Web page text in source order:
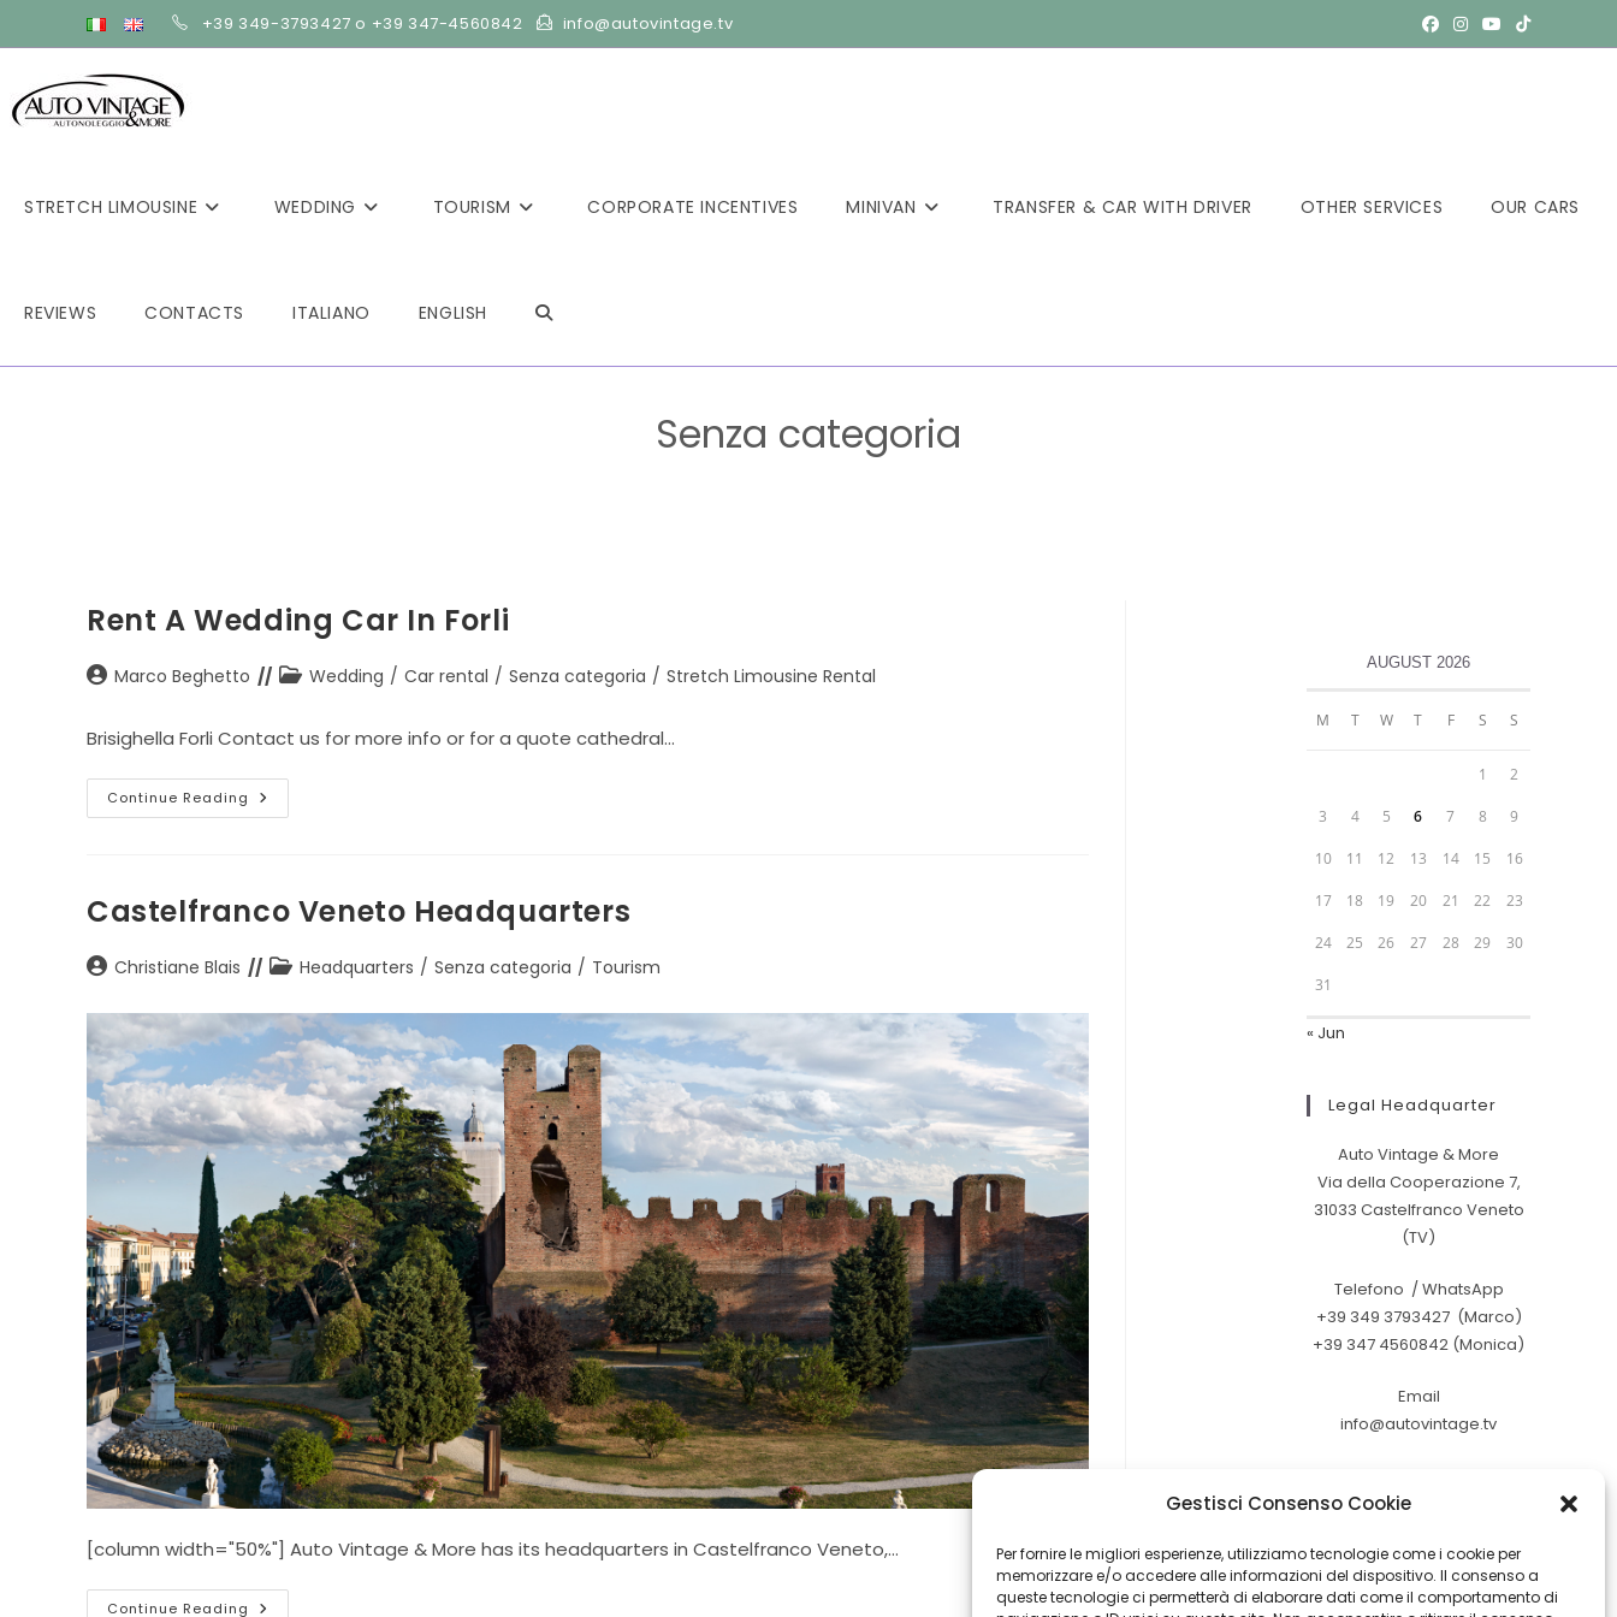
Gestisci Consenso Cookie
Per fornire le migliori esperienze, utilizziamo tecnologie come i cookie per
memorizzare e/o accedere alle informazioni del dispositivo. Il consenso a
queste tecnologie ci permetterà di elaborare dati come il comportamento di
to
+39 349-3793427 o +39 347-4560842 info@autovintage.tv
STRETCH LIMOUSINE WEDDING TOURISM CORPORATE INCENTIVES MINIVAN TRANSFER & CAR WITH DRIVER OTHER SERVICES OUR CARS
REVIEWS CONTACTS ITALIANO ENGLISH TOGGLE
Senza categoria
Rent A Wedding Car In Forli
PostMarco Beghetto
PostWedding / Car rental / Senza categoria / Stretch Limousine Rental
Brisighella Forli Contact us for more info or for a quote cathedral…
Continue Reading Rent
A
Castelfranco Veneto Headquarters
PostChristiane Blais
PostHeadquarters / Senza categoria / Tourism
[column width="50%"] Auto Vintage & More has its headquarters in Castelfranco Veneto,…
Continue Reading Castelfranco
AUGUST 2026
M T W T F S S
1 2
3 4 5 6 7 8 9
10 11 12 13 14 15 16
17 18 19 20 21 22 23
24 25 26 27 28 29 30
31
« Jun
Legal Headquarter
Auto Vintage & More
Via della Cooperazione 7,
31033 Castelfranco Veneto
(TV)
Telefono / WhatsApp
+39 349 3793427 (Marco)
+39 347 4560842 (Monica)
Email
info@autovintage.tv